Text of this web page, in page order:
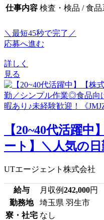
仕事内容 検査・検品 / 食品
＼最短45秒で完了／
応募へ進む
詳しく
見る
【20~40代活躍
ート】＼人気の
UTエージェント株式会社
給与 月収例242,000円
勤務地
埼玉県 羽生市
寮・社宅 なし